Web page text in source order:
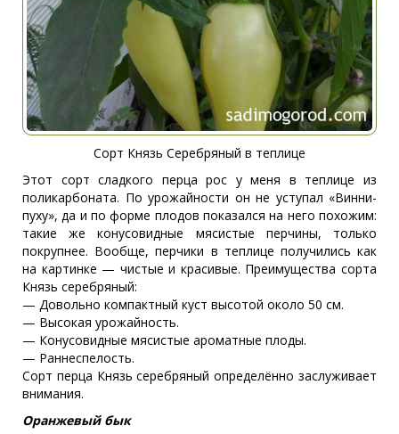
Сорт Князь Серебряный в теплице
Этот сорт сладкого перца рос у меня в теплице из
поликарбоната. По урожайности он не уступал «Винни-
пуху», да и по форме плодов показался на него похожим:
такие же конусовидные мясистые перчины, только
покрупнее. Вообще, перчики в теплице получились как
на картинке — чистые и красивые. Преимущества сорта
Князь серебряный:
— Довольно компактный куст высотой около 50 см.
— Высокая урожайность.
— Конусовидные мясистые ароматные плоды.
— Раннеспелость.
Сорт перца Князь серебряный определённо заслуживает
внимания.
Оранжевый бык